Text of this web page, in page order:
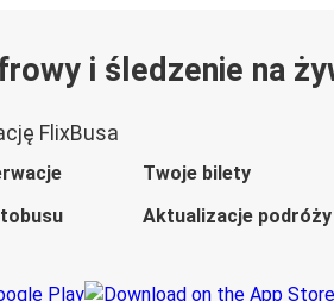
i śledzenie na
FlixBusa
Twoje bilety
Aktualizacje podróży